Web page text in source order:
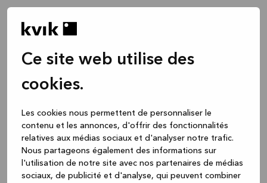
Ce site web utilise des
cookies.
Les cookies nous permettent de personnaliser le
contenu et les annonces, d'offrir des fonctionnalités
relatives aux médias sociaux et d'analyser notre trafic.
Nous partageons également des informations sur
l'utilisation de notre site avec nos partenaires de médias
sociaux, de publicité et d'analyse, qui peuvent combiner